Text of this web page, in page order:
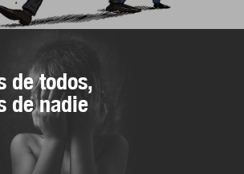
de todos,
de nadie